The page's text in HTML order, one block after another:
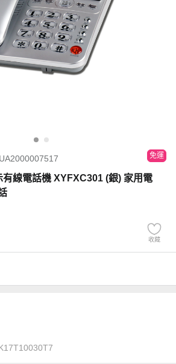
免運
線電話機 XYFXC301 (銀) 家用電
收藏